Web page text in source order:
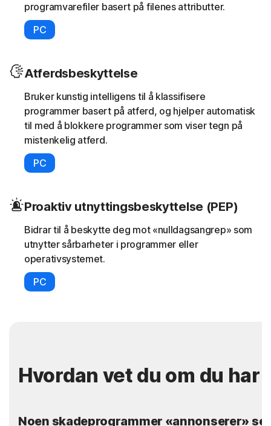
programvarefiler basert på filenes attributter.
PC
Atferdsbeskyttelse
Bruker kunstig intelligens til å klassifisere
programmer basert på atferd, og hjelper automatisk
til med å blokkere programmer som viser tegn på
mistenkelig atferd.
PC
Proaktiv utnyttingsbeskyttelse (PEP)
Bidrar til å beskytte deg mot «nulldagsangrep» som
utnytter sårbarheter i programmer eller
operativsystemet.
PC
Hvordan vet du om du
Noen skadeprogrammer «annonserer»